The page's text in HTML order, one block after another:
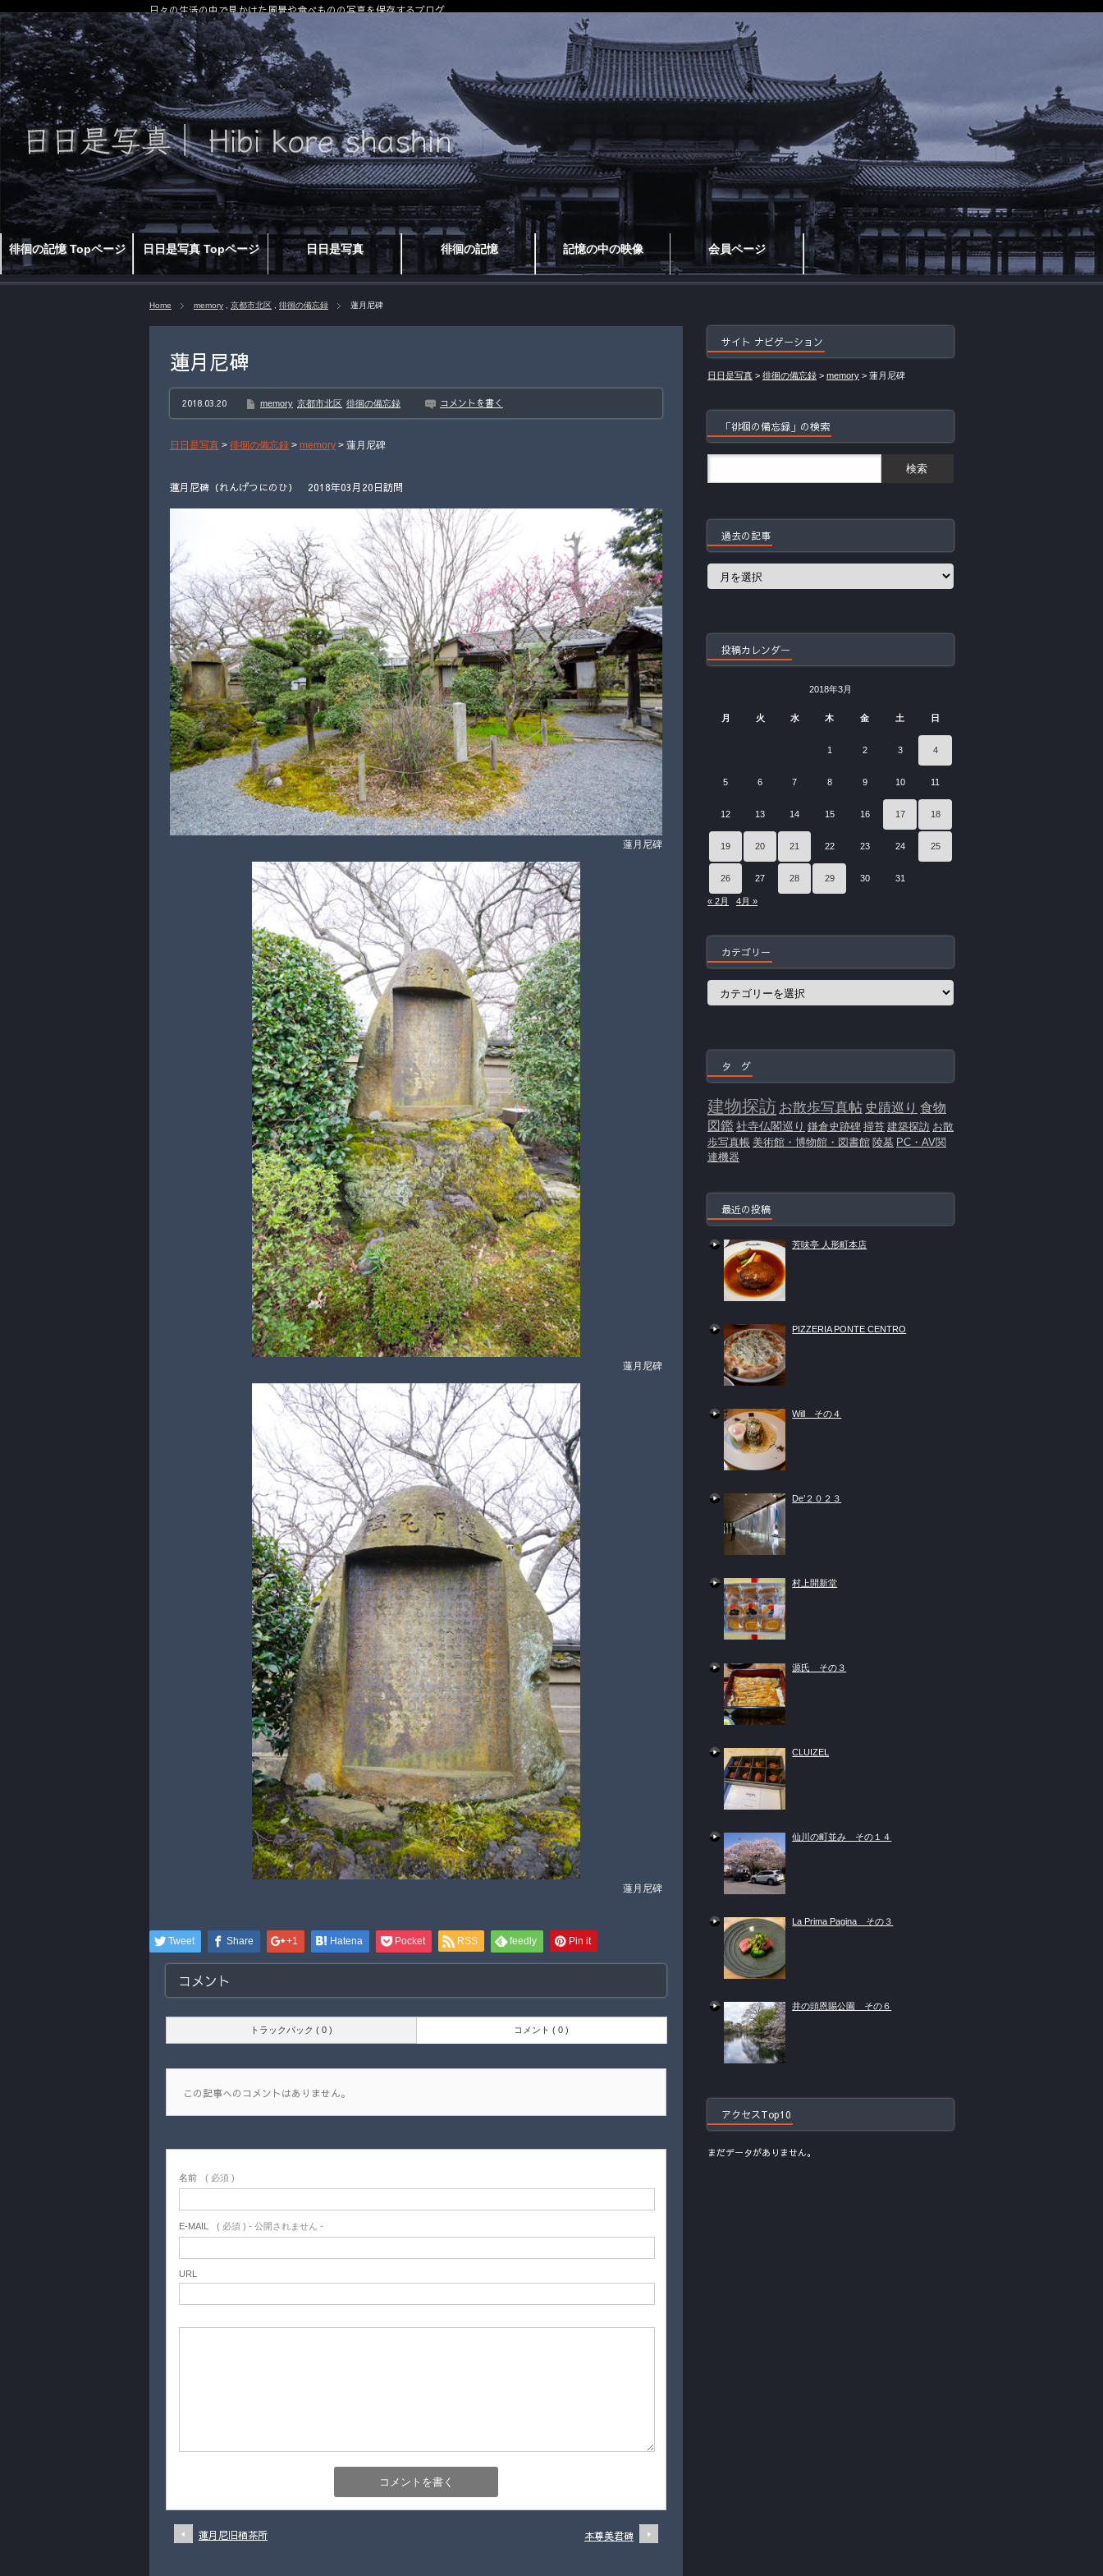
徘徊の記憶 Topページ 日日是写真 Topページ 日日是写真 徘徊の記憶 記憶の中の映像 会員ページ
日々の生活の中で見かけた風景や食べものの写真を保存するブログ
Home memory 京都市北区 徘徊の備忘録 蓮月尼碑
蓮月尼碑
2018.03.20 memory 京都市北区 徘徊の備忘録 コメントを書く
日日是写真 > 徘徊の備忘録 > memory > 蓮月尼碑
蓮月尼碑（れんげつにのひ） 2018年03月20日訪問
蓮月尼碑
蓮月尼碑
蓮月尼碑
Tweet Share +1 Hatena Pocket RSS feedly Pin it
コメント
トラックバック ( 0 ) コメント ( 0 )
この記事へのコメントはありません。
名前 ( 必須 )
E-MAIL ( 必須 ) - 公開されません -
URL
蓮月尼旧栖茶所 本尊美君碑
サイト ナビゲーション
日日是写真 > 徘徊の備忘録 > memory > 蓮月尼碑
「徘徊の備忘録」の検索
過去の記事
過
投稿カレンダー
2018年3月
月 火 水 木 金 土 日
1 2 3 4
5 6 7 8 9 10 11
12 13 14 15 16 17 18
19 20 21 22 23 24 25
26 27 28 29 30 31
« 2月 4月 »
カテゴリー
カ
タ グ
建物探訪 お散歩写真帖 史蹟巡り 食物
図鑑社寺仏閣巡り 鎌倉史跡碑 掃苔 建築探訪 お散
歩写真帳 美術館・博物館・図書館 陵墓 PC・AV関
連機器
最近の投稿
芳味亭 人形町本店
PIZZERIA PONTE CENTRO
Will その４
De’２０２３
村上開新堂
源氏 その３
CLUIZEL
仙川の町並み その１４
La Prima Pagina その３
井の頭恩賜公園 その６
アクセスTop10
まだデータがありません。